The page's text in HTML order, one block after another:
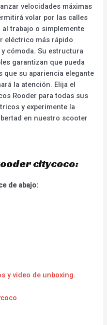
velocidades máximas
volar por las calles
al trabajo o simplemente
eléctrico más rápido
cómoda. Su estructura
garantizan que pueda
su apariencia elegante
la atención. Elija el
Rooder para todas sus
y experimente la
en nuestro scooter
citycoco:
de abajo:
y video de unboxing.